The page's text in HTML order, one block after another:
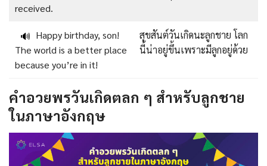
received.
🔊 Happy birthday, son!
The world is a better place
because you’re in it!
สุขสันต์วันเกิดนะลูกชาย โลก
นี้น่าอยู่ขึ้นเพราะมีลูกอยู่ด้วย
คำอวยพรวันเกิดตลก ๆ สำหรับลูกชาย
ในภาษาอังกฤษ